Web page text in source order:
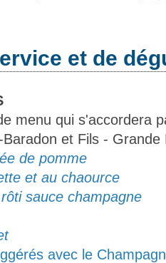
et de
menu qui s'accordera
et Fils - Grande
de pomme
et au chaource
sauce champagne
avec le